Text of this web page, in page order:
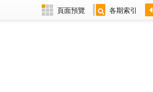
頁面預覽 各期索引